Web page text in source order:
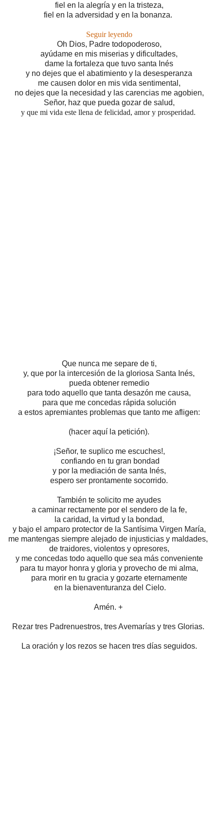
fiel en la alegría y en la tristeza,
fiel en la adversidad y en la bonanza.
Seguir leyendo
Oh Dios, Padre todopoderoso,
ayúdame en mis miserias y dificultades,
dame la fortaleza que tuvo santa Inés
y no dejes que el abatimiento y la desesperanza
me causen dolor en mis vida sentimental,
no dejes que la necesidad y las carencias me agobien,
Señor, haz que pueda gozar de salud,
y que mi vida este llena de felicidad, amor y prosperidad.
Que nunca me separe de ti,
y, que por la intercesión de la gloriosa Santa Inés,
pueda obtener remedio
para todo aquello que tanta desazón me causa,
para que me concedas rápida solución
a estos apremiantes problemas que tanto me afligen:
(hacer aquí la petición).
¡Señor, te suplico me escuches!,
confiando en tu gran bondad
y por la mediación de santa Inés,
espero ser prontamente socorrido.
También te solicito me ayudes
a caminar rectamente por el sendero de la fe,
la caridad, la virtud y la bondad,
y bajo el amparo protectorde la Santísima Virgen María,
me mantengas siempre alejado de injusticias y maldades,
de traidores, violentos y opresores,
y me concedas todo aquello que sea más conveniente
para tu mayor honra y gloria y provecho de mi alma,
para morir en tu gracia y gozarte eternamente
en la bienaventuranza del Cielo.
Amén. +
Rezar tres Padrenuestros, tres Avemarías y tres Glorias.
La oración y los rezos se hacen tres días seguidos.